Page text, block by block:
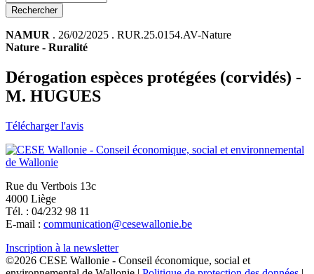
NAMUR . 26/02/2025 . RUR.25.0154.AV-Nature
Nature - Ruralité
Dérogation espèces protégées (corvidés) -
M. HUGUES
Télécharger l'avis
Rue du Vertbois 13c
4000 Liège
Tél. : 04/232 98 11
E-mail : communication@cesewallonie.be
Inscription à la newsletter
©2026 CESE Wallonie - Conseil économique, social et